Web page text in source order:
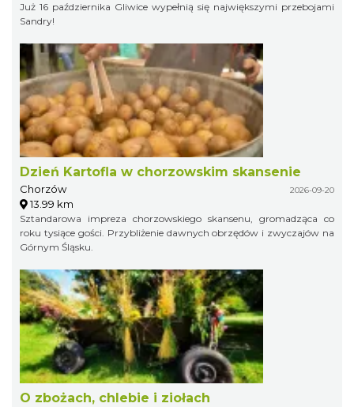
Już 16 października Gliwice wypełnią się największymi przebojami
Sandry!
Dzień Kartofla w chorzowskim skansenie
Chorzów 2026-09-20
13.99 km
Sztandarowa impreza chorzowskiego skansenu, gromadząca co
roku tysiące gości. Przybliżenie dawnych obrzędów i zwyczajów na
Górnym Śląsku.
O zbożach, chlebie i ziołach